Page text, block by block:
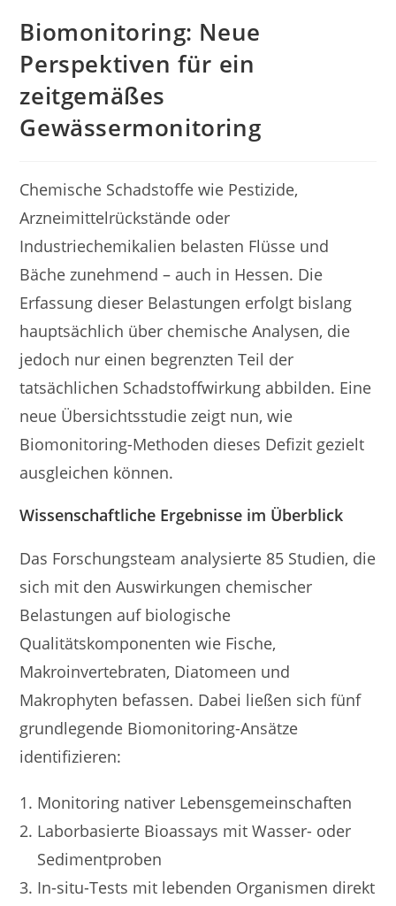
Biomonitoring: Neue
Perspektiven für ein
zeitgemäßes
Gewässermonitoring
Chemische Schadstoffe wie Pestizide,
Arzneimittelrückstände oder
Industriechemikalien belasten Flüsse und
Bäche zunehmend – auch in Hessen. Die
Erfassung dieser Belastungen erfolgt bislang
hauptsächlich über chemische Analysen, die
jedoch nur einen begrenzten Teil der
tatsächlichen Schadstoffwirkung abbilden. Eine
neue Übersichtsstudie zeigt nun, wie
Biomonitoring-Methoden dieses Defizit gezielt
ausgleichen können.
Wissenschaftliche Ergebnisse im Überblick
Das Forschungsteam analysierte 85 Studien, die
sich mit den Auswirkungen chemischer
Belastungen auf biologische
Qualitätskomponenten wie Fische,
Makroinvertebraten, Diatomeen und
Makrophyten befassen. Dabei ließen sich fünf
grundlegende Biomonitoring-Ansätze
identifizieren:
Monitoring nativer Lebensgemeinschaften
Laborbasierte Bioassays mit Wasser- oder
Sedimentproben
In-situ-Tests mit lebenden Organismen direkt